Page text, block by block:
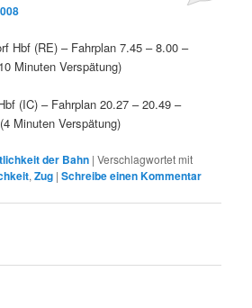
Hbf (RE) – Fahrplan 7.45 – 8.00 –
Minuten Verspätung)
(IC) – Fahrplan 20.27 – 20.49 –
Minuten Verspätung)
der Bahn |Verschlagwortet mit
,Zug |Schreibe einen Kommentar